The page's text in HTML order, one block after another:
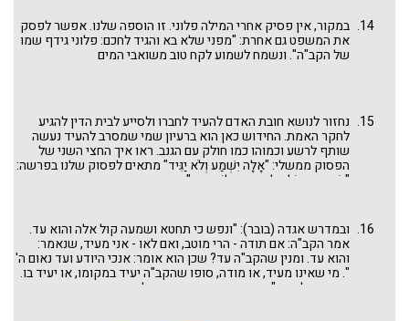
שהדילמה הקשה של אזהרת העדים לומר מה שראו או שמעו מצד
אחד, עד כדי איום עליהם ("כיצד מאיימים"?); ועידודם לבוא ולהעיד
ולא להתחמק מעימות לכאורה לא להם, מצד שני, היא דבר עתיק
ויסודי בעולם המשפט.
במקור, אין פסיק אחרי המילה פלוני. זו הוספה שלנו. אפשר לפסק
את המשפט גם אחרת: "מפני שלא בא והגיד לחכם: פלוני גידף שמו
של הקב"ה". ונשמח לשמוע לקח טוב משואבי המים
נחזור לנושא חובת האדם להעיד לחברו ולסייע לבית הדין להגיע
לחקר האמת. החידוש כאן הוא ברעיון שמי שמסרב להעיד נעשה
שותף לרשע וכמוהו כמו חולק עם הגנב. ראו איך החצי השני של
הפסוק ממשלי: "אָלָה יִשְׁמַע וְלֹא יַגִּיד" מתאים לפסוק שלנו בפרשה:
"וְשָׁמְעָה קוֹל אָלָה ... אִם לוֹא יַגִּיד". מכאן ההשוואה המתבקשת שעד
דנזיקין פרשה יג: "רבי שמעון בן יוחאי אומר: הרי הוא אומר: חולק
עם גנב שונא נפשו. משלו משל למה הדבר דומה? לאחד שהיה יוצא
מביתו של חבירו טעון כלים, מצאו חברו ואמר לו, מה אתה עושה,
אמר לו טול חלקך ואל תגד לאדם, לאחר זמן בא בעל הגניבה ואמר
לו, משביעך אני שלא ראית לפלוני טעון כלים יוצא מביתו, אמר לו,
ובמדרש אגדה (בובר): "ונפש כי תחטא ושמעה קול אלה והוא עד.
אמר הקב"ה: אם תודה - הרי מוטב, ואם לאו - אני מעיד, שנאמר:
והוא עד. ומנין שהקב"ה עד? שכן הוא אומר: אנכי היודע ועד נאום ה'
". מי שאינו מעיד, או מודה, סופו שהקב"ה יעיד במקומו, או יעיד בו.
ועדות של הקב"ה היא אזהרה חמורה אם לא עונש ממש, ככתוב: